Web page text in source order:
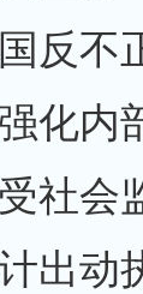
反不
化内
社会
出动